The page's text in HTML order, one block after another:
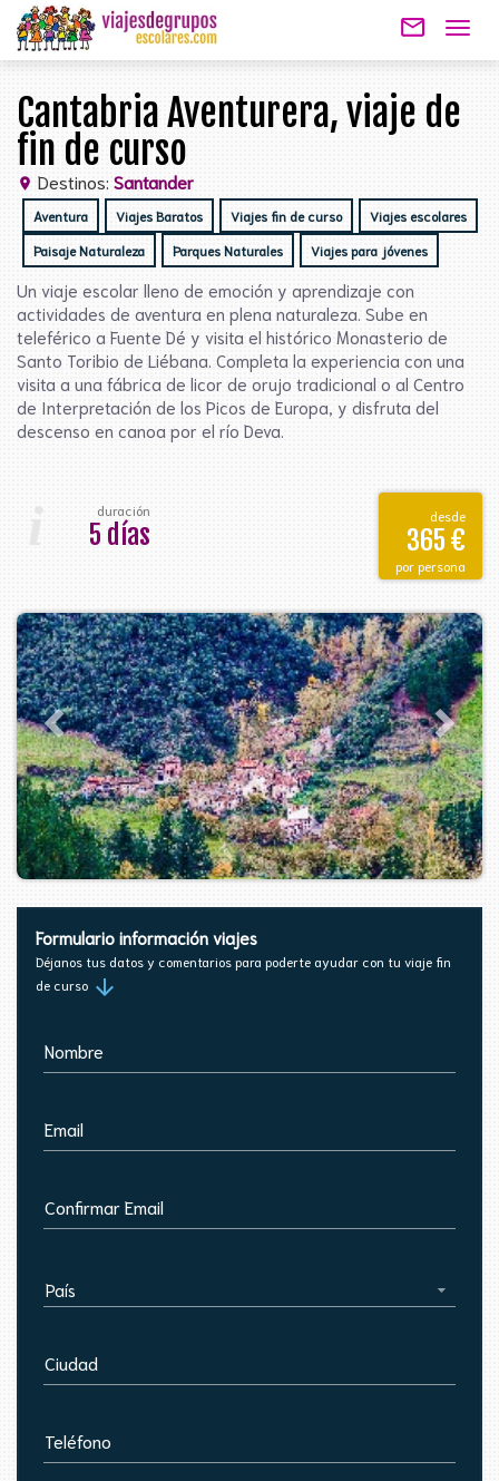
mail_outline
Cantabria Aventurera, viaje de
fin de curso
location_on Destinos: Santander
Aventura Viajes Baratos Viajes fin de curso Viajes escolares
Paisaje Naturaleza Parques Naturales Viajes para jóvenes
Un viaje escolar lleno de emoción y aprendizaje con
actividades de aventura en plena naturaleza. Sube en
teleférico a Fuente Dé y visita el histórico Monasterio de
Santo Toribio de Liébana. Completa la experiencia con una
visita a una fábrica de licor de orujo tradicional o al Centro
de Interpretación de los Picos de Europa, y disfruta del
descenso en canoa por el río Deva.
duración
5 días
desde
365 €
por persona
Formulario información viajes
Déjanos tus datos y comentarios para poderte ayudar con tu viaje fin
de curso arrow_downward
Nombre
Email
Confirmar Email
País
Ciudad
Teléfono